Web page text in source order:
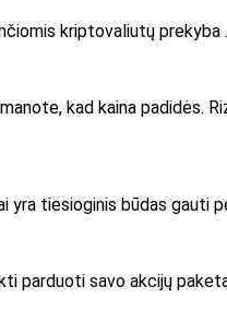
kriptovaliutų
kad kaina padidės.
yra tiesioginis būdas gauti
parduoti savo akcijų